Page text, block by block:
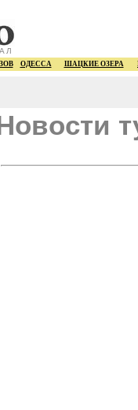
ОДЕССА ШАЦКИЕ ОЗЕРА